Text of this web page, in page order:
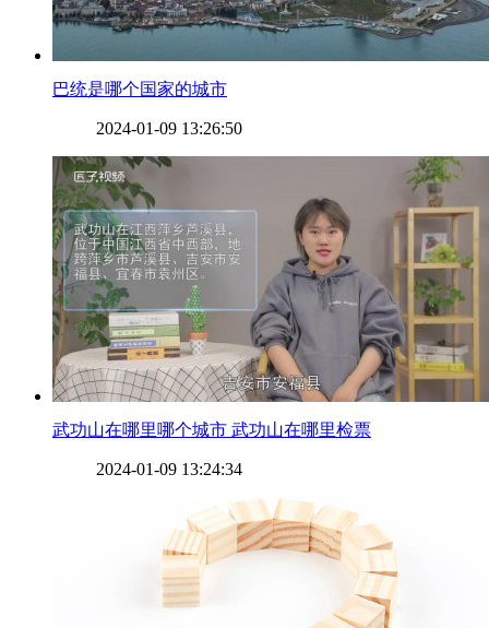
​巴统是哪个国家的城市
2024-01-09 13:26:50
​武功山在哪里哪个城市 武功山在哪里检票
2024-01-09 13:24:34